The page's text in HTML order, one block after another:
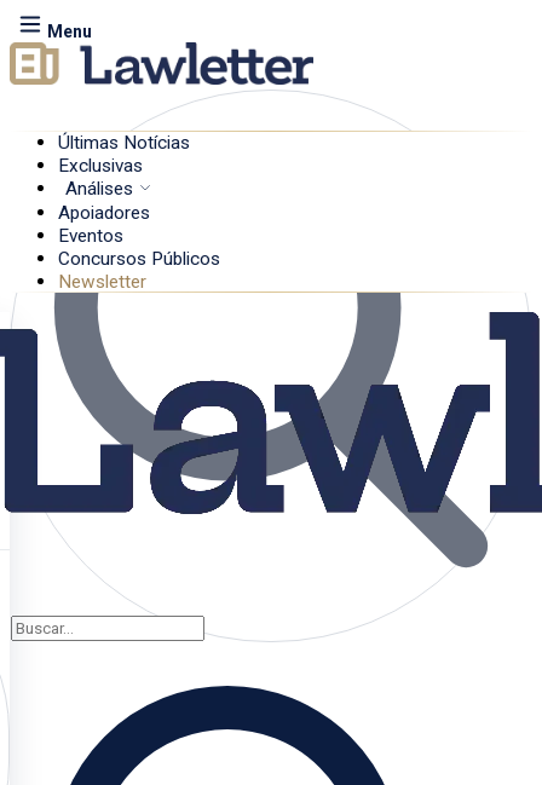
Menu
Últimas Notícias
Exclusivas
Análises
Apoiadores
Eventos
Concursos Públicos
Newsletter